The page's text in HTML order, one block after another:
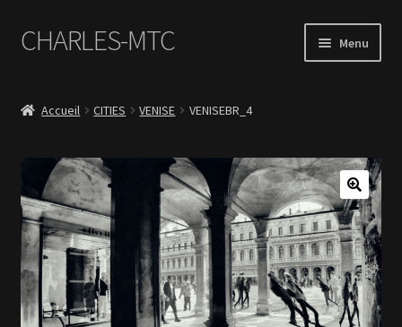
Aller
à
navigation
Aller
au
CHARLES-MTC Menu
Le Book Portfolio
Contact
Accueil CITIES VENISE VENISEBR_4